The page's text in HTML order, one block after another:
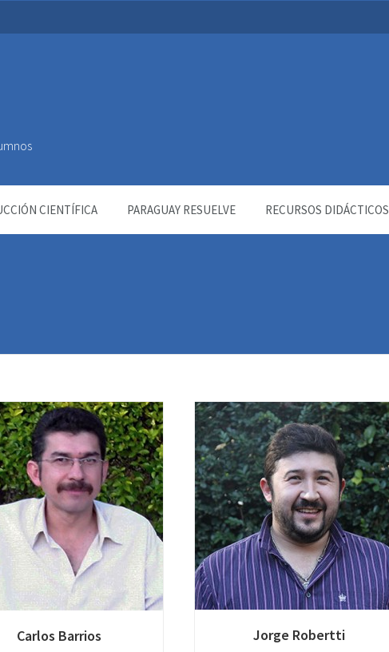
CIENTÍFICA PARAGUAY RESUELVE RECURSOS DIDÁCTICOS
Carlos Barrios Jorge Robertti